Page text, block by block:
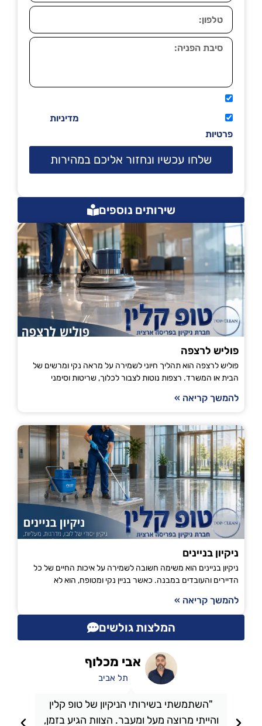
מדיניות
פרטיות
שלחו עכשיו ונחזור אליכם במהירות
שירותים נוספים
פוליש לרצפה
פוליש לרצפה הוא תהליך חיוני לשמירה על מראה נקי ומרשים של
הבית או המשרד. רצפות נוטות לצבור לכלוך, שריטות וסימני
להמשך קריאה »
ניקיון בניינים
ניקיון בניינים הוא משימה חשובה לשמירה על איכות החיים של כל
הדיירים והעובדים במבנה. כאשר בניין נקי ומטופח, הוא לא
להמשך קריאה »
המלצות גולשים
"השתמשתי בשירותי הניקיון של טופ קלין
והייתי מרוצה מעל ומעבר. הצוות הגיע בזמן,
אבי מכלוף
תל אביב